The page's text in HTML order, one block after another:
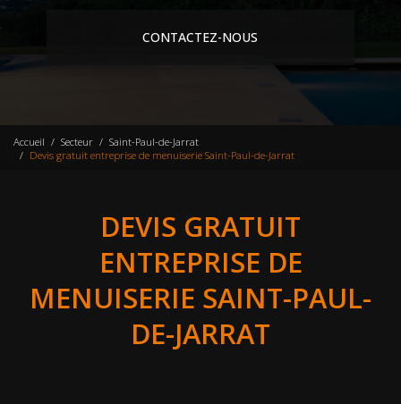
CONTACTEZ-NOUS
Accueil Secteur
Saint-Paul-de-Jarrat
Devis gratuit entreprise de menuiserie Saint-Paul-de-Jarrat
DEVIS GRATUIT
ENTREPRISE DE
MENUISERIE SAINT-PAUL-
DE-JARRAT